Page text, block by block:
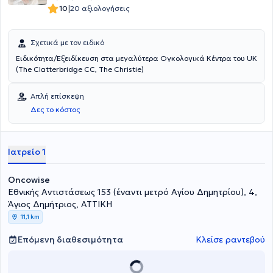
10|20 αξιολογήσεις
Σχετικά με τον ειδικό
Ειδικότητα/Εξειδίκευση στα μεγαλύτερα Ογκολογικά Κέντρα του UK
(The Clatterbridge CC, The Christie)
Απλή επίσκεψη
Δες το κόστος
Ιατρείο 1
Oncowise
Εθνικής Αντιστάσεως 153 (έναντι μετρό Αγίου Δημητρίου), 4,
Άγιος Δημήτριος, ΑΤΤΙΚΗ
11,1 km
Επόμενη διαθεσιμότητα Κλείσε ραντεβού